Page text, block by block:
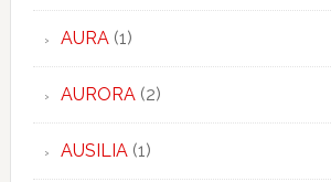
AURA(1)
AURORA(2)
AUSILIA(1)